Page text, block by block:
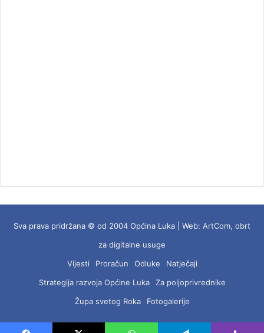
Sva prava pridržana © od 2004 Općina Luka | Web: ArtCom, obrt
za digitalne usuge
Vijesti
Proračun Odluke
Natječaji
Strategija razvoja Općine Luka
Za poljoprivrednike
Župa svetog Roka
Fotogalerije